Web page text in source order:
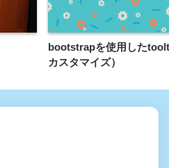
bootstrapを使用した
カスタマイズ）